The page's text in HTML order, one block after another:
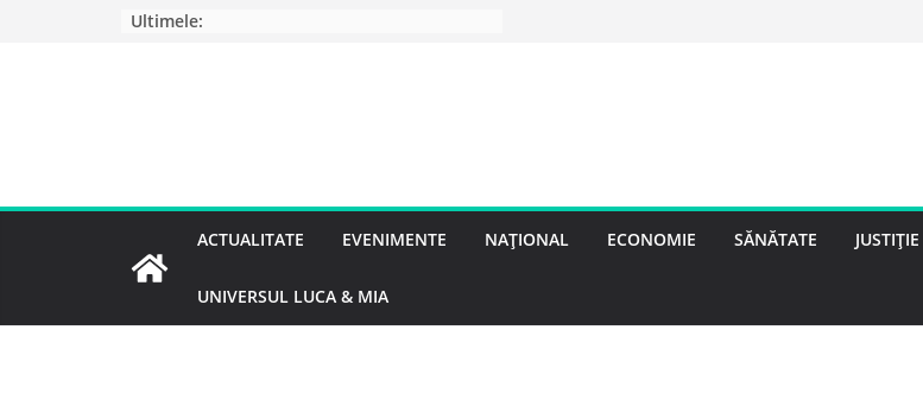
Ultimele:
ACTUALITATE EVENIMENTE NAȚIONAL ECONOMIE SĂNĂTATE JUSTIȚIE
UNIVERSUL LUCA & MIA